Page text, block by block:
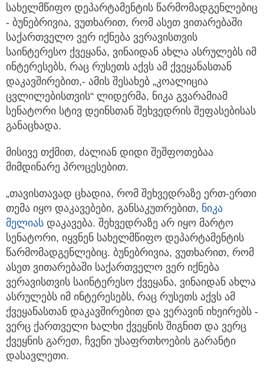
სახელმწიფო დეპარტამენტის წარმომადგენლებიც
- ბუნებრივია, ვუთხარით, რომ ასეთ ვითარებაში
საქართველო ვერ იქნება ვერავისთვის
საინტერესო ქვეყანა, ვინაიდან ახლა ასრულებს იმ
ინტერესებს, რაც რუსეთს აქვს ამ ქვეყანასთან
დაკავშირებით,- ამის შესახებ „კოალიცია
ცვლილებისთვის“ ლიდერმა, ნიკა გვარამიამ
სენატორი სტივ დეინსთან შეხვედრის შეფასებისას
განაცხადა.
მისივე თქმით, ძალიან დიდი შეშფოთებაა
მიმდინარე პროცესებით.
„თავისთავად ცხადია, რომ შეხვედრაზე ერთ-ერთი
თემა იყო დაკავებები, განსაკუთრებით, ნიკა
მელიას დაკავება. შეხვედრაზე არ იყო მარტო
სენატორი, იყვნენ სახელმწიფო დეპარტამენტის
წარმომადგენლებიც. ბუნებრივია, ვუთხარით, რომ
ასეთ ვითარებაში საქართველო ვერ იქნება
ვერავისთვის საინტერესო ქვეყანა, ვინაიდან ახლა
ასრულებს იმ ინტერესებს, რაც რუსეთს აქვს ამ
ქვეყანასთან დაკავშირებით და ვერავინ იხეირებს -
ვერც ქართველი ხალხი ქვეყნის შიგნით და ვერც
ქვეყნის გარეთ, ჩვენი უსაფრთხოების გარანტი
დასავლეთი.